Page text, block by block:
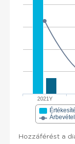
2021Y
Hozzáférést a